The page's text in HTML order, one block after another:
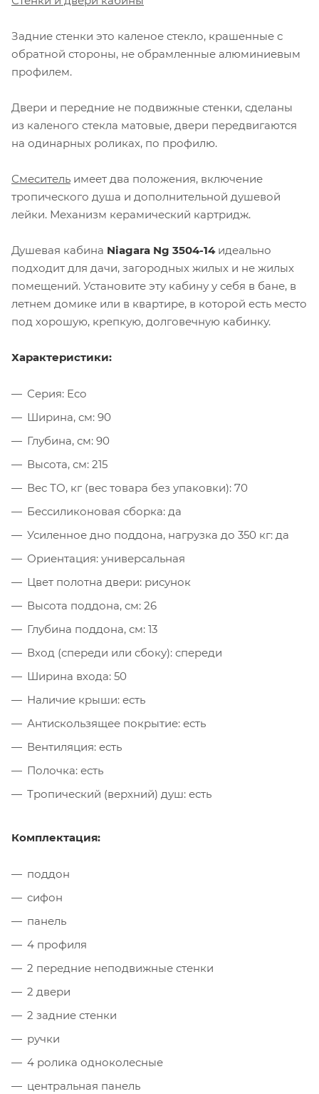
Задние стенки это каленое стекло, крашенные с
обратной стороны, не обрамленные алюминиевым
профилем.
Двери и передние не подвижные стенки, сделаны
из каленого стекла матовые, двери передвигаются
на одинарных роликах, по профилю.
Смеситель имеет два положения, включение
тропического душа и дополнительной душевой
лейки. Механизм керамический картридж.
Душевая кабина Niagara Ng 3504-14идеально
подходит для дачи, загородных жилых и не жилых
помещений. Установите эту кабину у себя в бане, в
летнем домике или в квартире, в которой есть место
под хорошую, крепкую, долговечную кабинку.
Характеристики:
Серия: Eco
Ширина, см: 90
Глубина, см: 90
Высота, см: 215
Вес ТО, кг (вес товара без упаковки): 70
Бессиликоновая сборка: да
Усиленное дно поддона, нагрузка до 350 кг: да
Ориентация: универсальная
Цвет полотна двери: рисунок
Высота поддона, см: 26
Глубина поддона, см: 13
Вход (спереди или сбоку): спереди
Ширина входа: 50
Наличие крыши: есть
Антискользящее покрытие: есть
Вентиляция: есть
Полочка: есть
Тропический (верхний) душ: есть
Комплектация:
поддон
сифон
панель
4 профиля
2 передние неподвижные стенки
2 двери
2 задние стенки
ручки
4 ролика одноколесные
центральная панель